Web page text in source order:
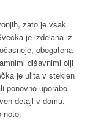
zato je vsak
je izdelana iz
obogatena
dišavnimi olji
je ulita v steklen
ponovno uporabo –
detajl v domu.
noto.